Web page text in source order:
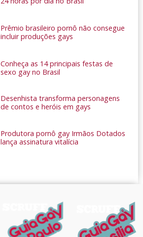
Prêmio brasileiro pornô não consegue
incluir produções gays
Conheça as 14 principais festas de
sexo gay no Brasil
Desenhista transforma personagens
de contos e heróis em gays
Produtora pornô gay Irmãos Dotados
lança assinatura vitalícia